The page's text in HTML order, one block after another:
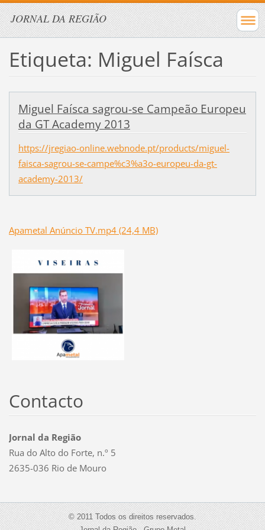
JORNAL DA REGIÃO
Etiqueta: Miguel Faísca
Miguel Faísca sagrou-se Campeão Europeu
da GT Academy 2013
https://jregiao-online.webnode.pt/products/miguel-
faisca-sagrou-se-campe%c3%a3o-europeu-da-gt-
academy-2013/
Apametal Anúncio TV.mp4 (24,4 MB)
Contacto
Jornal da Região
Rua do Alto do Forte, n.º 5
2635-036 Rio de Mouro
© 2011 Todos os direitos reservados.